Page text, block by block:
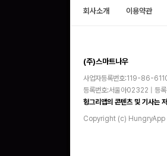
회사소개 이용약관
(주)스마트나우
사업자등록번호:119-86-
등록번호:서울아02322 | 등록
헝그리앱의 콘텐츠 및 기사는
Copyright (c) HungryApp